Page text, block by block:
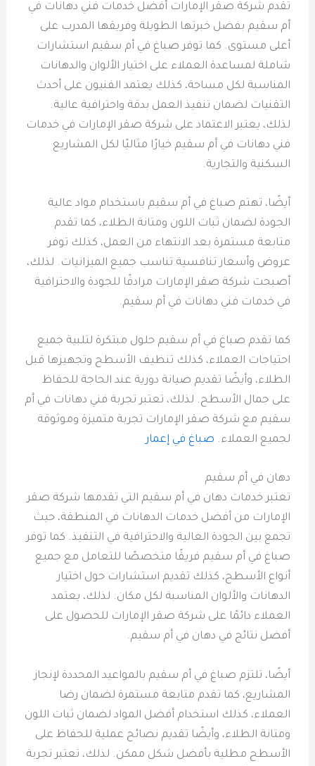
تقدم شركة صقر الإمارات أفضل خدمات فني دهانات في
أم سقيم بفضل خبرتها الطويلة وفريقها المدرب على
أعلى مستوى. كما توفر صباغ في أم سقيم استشارات
شاملة لمساعدة العملاء على اختيار الألوان والدهانات
المناسبة لكل مساحة، كذلك يعتمد الفنيون على أحدث
التقنيات لضمان تنفيذ العمل بدقة واحترافية عالية.
لذلك، يعتبر الاعتماد على شركة صقر الإمارات في خدمات
فني دهانات في أم سقيم خيارًا مثاليًا لكل المشاريع
السكنية والتجارية.
أيضًا، تهتم صباغ في أم سقيم باستخدام مواد عالية
الجودة لضمان ثبات اللون ومتانة الطلاء، كما تقدم
متابعة مستمرة بعد الانتهاء من العمل، كذلك توفر
عروض وأسعار تنافسية تناسب جميع الميزانيات. لذلك،
أصبحت شركة صقر الإمارات مرادفًا للجودة والاحترافية
في خدمات فني دهانات في أم سقيم.
كما تقدم صباغ في أم سقيم حلول مبتكرة لتلبية جميع
احتياجات العملاء، كذلك تنظيف الأسطح وتجهيزها قبل
الطلاء، وأيضًا تقديم صيانة دورية عند الحاجة للحفاظ
على جمال الأسطح. لذلك، تعتبر تجربة فني دهانات في أم
سقيم مع شركة صقر الإمارات تجربة متميزة وموثوقة
لجميع العملاء. صباغ في إعمار
دهان في أم سقيم
تعتبر خدمات دهان في أم سقيم التي تقدمها شركة صقر
الإمارات من أفضل خدمات الدهانات في المنطقة، حيث
تجمع بين الجودة العالية والاحترافية في التنفيذ. كما توفر
صباغ في أم سقيم فريقًا متخصصًا للتعامل مع جميع
أنواع الأسطح، كذلك تقديم استشارات حول اختيار
الدهانات والألوان المناسبة لكل مكان. لذلك، يعتمد
العملاء دائمًا على شركة صقر الإمارات للحصول على
أفضل نتائج في دهان في أم سقيم.
أيضًا، تلتزم صباغ في أم سقيم بالمواعيد المحددة لإنجاز
المشاريع، كما تقدم متابعة مستمرة لضمان رضا
العملاء، كذلك استخدام أفضل المواد لضمان ثبات اللون
ومتانة الطلاء، وأيضًا تقديم نصائح عملية للحفاظ على
الأسطح مطلية بأفضل شكل ممكن. لذلك، تعتبر تجربة